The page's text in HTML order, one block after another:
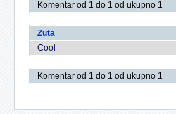
Komentar od 1 do 1 od ukupno 1
Zuta
Cool
Komentar od 1 do 1 od ukupno 1